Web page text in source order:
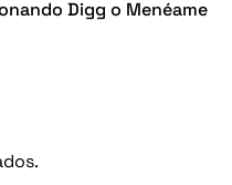
Digg o Menéame